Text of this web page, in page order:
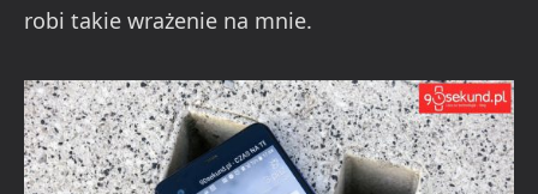
robi takie wrażenie na mnie.